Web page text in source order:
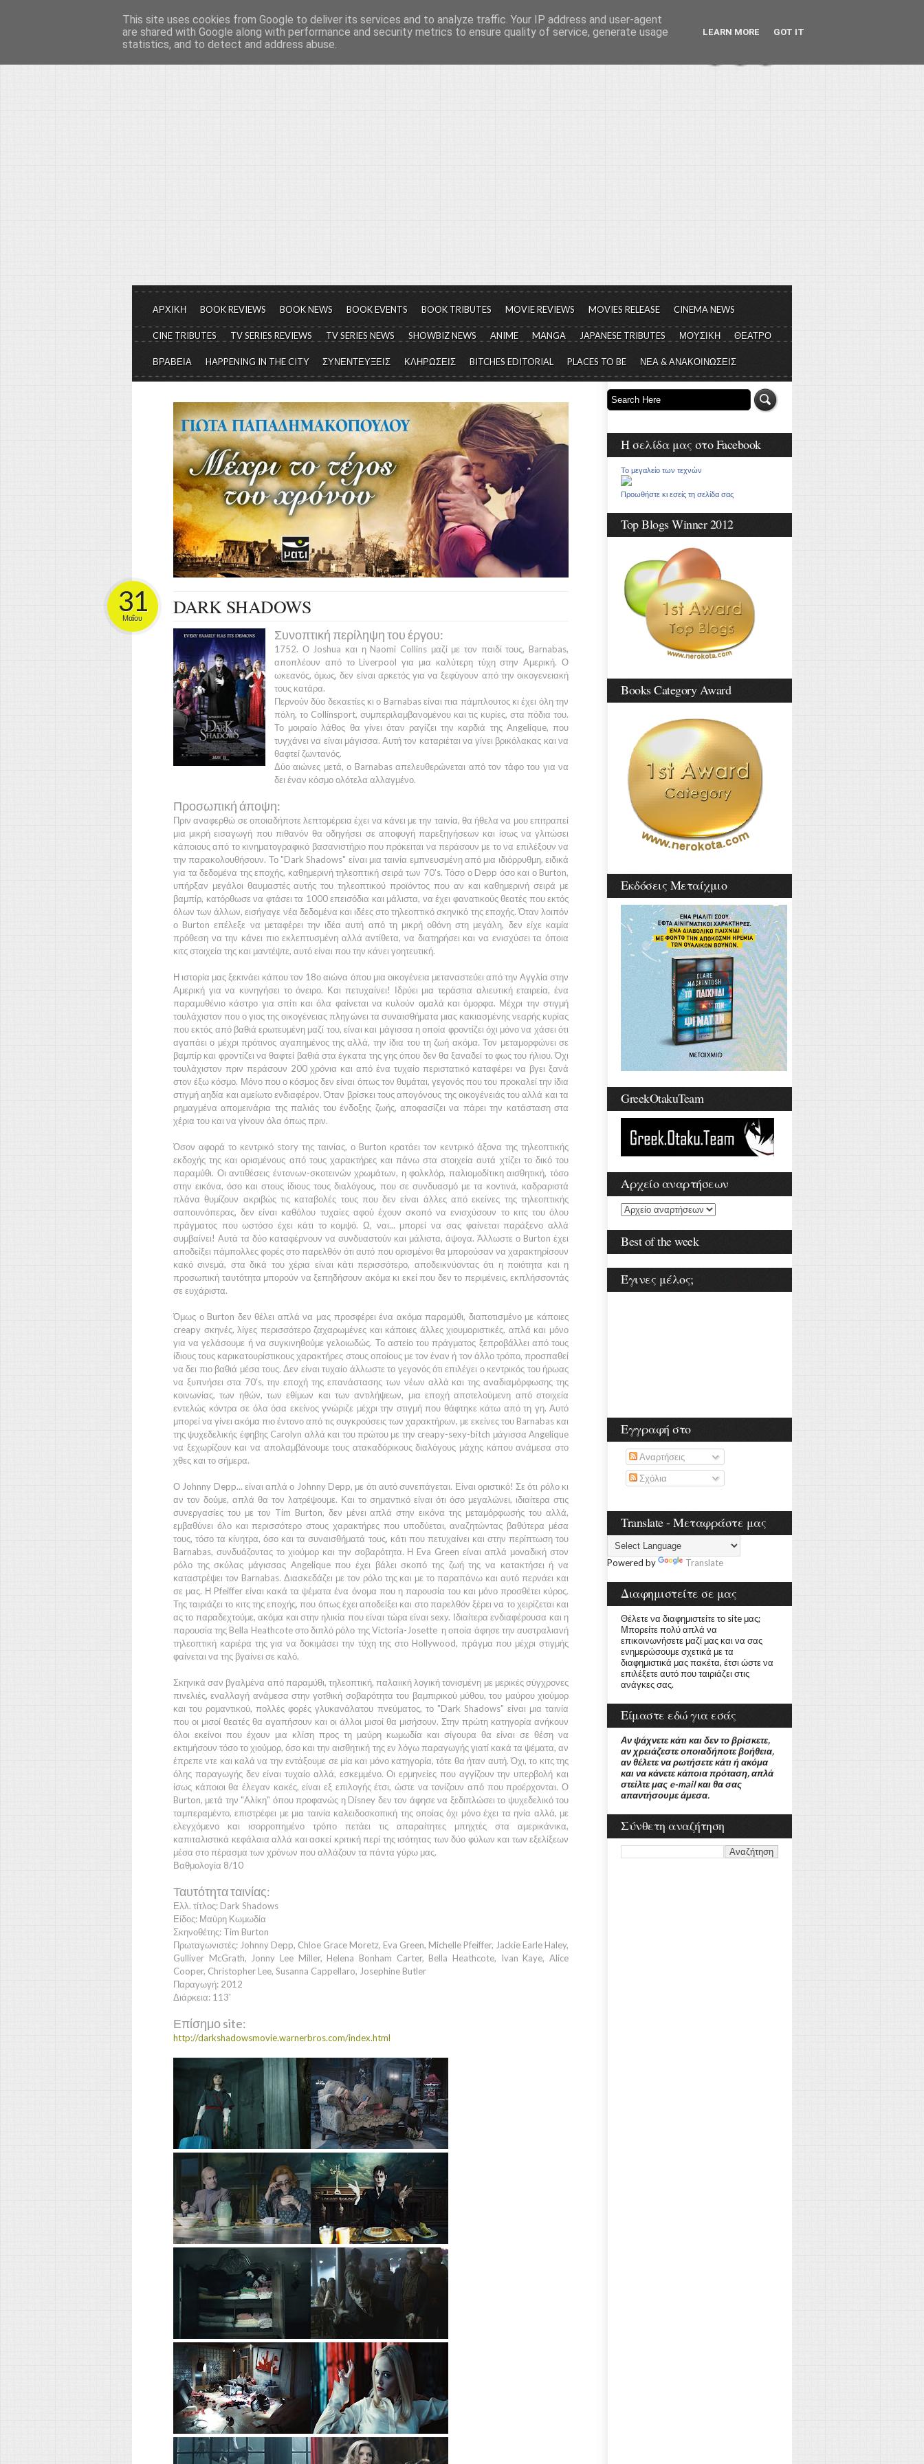
Το μεγαλείο των Τεχνών...
Είμαστε πάντα εδώ για να μιλάμε για τον πολιτισμό, σε κάθε του μορφή και έκταση...
ΑΡΧΙΚΗ BOOK REVIEWS BOOK NEWS BOOK EVENTS BOOK TRIBUTES MOVIE REVIEWS MOVIES RELEASE CINEMA NEWS
CINE TRIBUTES TV SERIES REVIEWS TV SERIES NEWS SHOWBIZ NEWS ANIME MANGA JAPANESE TRIBUTES ΜΟΥΣΙΚΗ ΘΕΑΤΡΟ
ΒΡΑΒΕΙΑ HAPPENING IN THE CITY ΣΥΝΕΝΤΕΥΞΕΙΣ ΚΛΗΡΩΣΕΙΣ BITCHES EDITORIAL PLACES TO BE ΝΕΑ & ΑΝΑΚΟΙΝΩΣΕΙΣ
DARK SHADOWS
31
Μαΐου
Συνοπτική περίληψη του έργου:
1752. ΟJoshua και ηNaomi Collins μαζί με τον παιδί τους, Barnabas,
αποπλέουν από το Liverpoolγια μια καλύτερη τύχη στηνΑμερική. Ο
ωκεανός, όμως, δεν είναι αρκετός για να ξεφύγουν από την οικογενειακή
τους κατάρα.
Περνούν δύο δεκαετίες κι ο Barnabasείναι πια πάμπλουτος κι έχει όλη την
πόλη, το Collinsport, συμπεριλαμβανομένου και τις κυρίες, στα πόδια του.
Το μοιραίο λάθος θα γίνει όταν ραγίζει την καρδιά τηςAngelique,που
τυγχάνει να είναι μάγισσα. Αυτή τον καταριέται να γίνει βρικόλακας και να
θαφτεί ζωντανός.
Δύο αιώνες μετά, ο Barnabasαπελευθερώνεται από τον τάφο του για να
δει έναν κόσμο ολότελα αλλαγμένο.
Προσωπική άποψη:
Πριν αναφερθώ σε οποιαδήποτε λεπτομέρεια έχει να κάνει με την ταινία, θα ήθελα να μου επιτραπεί
μια μικρή εισαγωγή που πιθανόν θα οδηγήσει σε αποφυγή παρεξηγήσεων και ίσως να γλιτώσει
κάποιους από το κινηματογραφικό βασανιστήριο που πρόκειται να περάσουν με το να επιλέξουν να
την παρακολουθήσουν. Το "Dark Shadows" είναι μια ταινία εμπνευσμένη από μια ιδιόρρυθμη, ειδικά
για τα δεδομένα της εποχής, καθημερινή τηλεοπτική σειρά των 70's. Τόσο ο Depp όσο και οBurton,
υπήρξαν μεγάλοι θαυμαστές αυτής του τηλεοπτικού προϊόντος που αν και καθημερινή σειρά με
βαμπίρ, κατόρθωσε να φτάσει τα 1000επεισόδια και μάλιστα, να έχει φανατικούς θεατές που εκτός
όλων των άλλων, εισήγαγε νέα δεδομένα και ιδέες στο τηλεοπτικό σκηνικό της εποχής. Όταν λοιπόν
ο Burton επέλεξε να μεταφέρει την ιδέα αυτή από τη μικρή οθόνη στη μεγάλη, δεν είχε καμία
πρόθεση να την κάνει πιο εκλεπτυσμένη αλλά αντίθετα, να διατηρήσει και να ενισχύσει τα όποια
κιτς στοιχεία της και μαντέψτε, αυτό είναι που την κάνει γοητευτική.
Η ιστορία μας ξεκινάει κάπου τον 18ο αιώνα όπου μια οικογένεια μεταναστεύει από την Αγγλία στην
Αμερική για να κυνηγήσει το όνειρο. Και πετυχαίνει! Ιδρύει μια τεράστια αλιευτική εταιρεία, ένα
παραμυθένιο κάστρο για σπίτι και όλα φαίνεται να κυλούν ομαλά και όμορφα. Μέχρι την στιγμή
τουλάχιστον που ο γιος της οικογένειας πληγώνει τα συναισθήματα μιας κακιασμένης νεαρής κυρίας
που εκτός από βαθιά ερωτευμένη μαζί του, είναι και μάγισσα η οποία φροντίζει όχι μόνο να χάσει ότι
αγαπάει ο μέχρι πρότινος αγαπημένος της αλλά, την ίδια του τη ζωή ακόμα. Τον μεταμορφώνει σε
βαμπίρ και φροντίζει να θαφτεί βαθιά στα έγκατα της γης όπου δεν θα ξαναδεί το φως του ήλιου. Όχι
τουλάχιστον πριν περάσουν 200χρόνια και από ένα τυχαίο περιστατικό καταφέρει να βγει ξανά
στον έξω κόσμο. Μόνο που ο κόσμος δεν είναι όπως τον θυμάται, γεγονός που του προκαλεί την ίδια
στιγμή αηδία και αμείωτο ενδιαφέρον. Όταν βρίσκει τους απογόνους της οικογένειάς του αλλά και τα
ρημαγμένα απομεινάρια της παλιάς του ένδοξης ζωής, αποφασίζει να πάρει την κατάσταση στα
χέρια του και να γίνουν όλα όπως πριν.
Όσον αφορά το κεντρικό story της ταινίας, ο Burton κρατάει τον κεντρικό άξονα της τηλεοπτικής
εκδοχής της και ορισμένους από τους χαρακτήρες και πάνω στα στοιχεία αυτά χτίζει το δικό του
παραμύθι. Οι αντιθέσεις έντονων-σκοτεινών χρωμάτων, η φολκλόρ, παλιομοδίτικη αισθητική, τόσο
στην εικόνα, όσο και στους ίδιους τους διαλόγους, που σε συνδυασμό με τα κοντινά, καδραριστά
πλάνα θυμίζουν ακριβώς τις καταβολές τους που δεν είναι άλλες από εκείνες της τηλεοπτικής
σαπουνόπερας, δεν είναι καθόλου τυχαίες αφού έχουν σκοπό να ενισχύσουν το κιτς του όλου
πράγματος που ωστόσο έχει κάτι το κομψό. Ω, ναι... μπορεί να σας φαίνεται παράξενο αλλά
συμβαίνει! Αυτά τα δύο καταφέρνουν να συνδυαστούν και μάλιστα, άψογα. Άλλωστε ο Burton έχει
αποδείξει πάμπολλες φορές στο παρελθόν ότι αυτό που ορισμένοι θα μπορούσαν να χαρακτηρίσουν
κακό σινεμά, στα δικά του χέρια είναι κάτι περισσότερο, αποδεικνύοντας ότι η ποιότητα και η
προσωπική ταυτότητα μπορούν να ξεπηδήσουν ακόμα κι εκεί που δεν το περιμένεις, εκπλήσσοντάς
σε ευχάριστα.
Όμως οBurton δεν θέλει απλά να μας προσφέρει ένα ακόμα παραμύθι, διαποτισμένο με κάποιες
creapy σκηνές, λίγες περισσότερο ζαχαρωμένες και κάποιες άλλες χιουμοριστικές, απλά και μόνο
για να γελάσουμε ή να συγκινηθούμε γελοιωδώς. Το αστείο του πράγματος ξεπροβάλλει από τους
ίδιους τους καρικατουρίστικους χαρακτήρες στους οποίους με τον έναν ή τον άλλο τρόπο, προσπαθεί
να δει πιο βαθιά μέσα τους. Δεν είναι τυχαίο άλλωστε το γεγονός ότι επιλέγει ο κεντρικός του ήρωας
να ξυπνήσει στα 70's, την εποχή της επανάστασης των νέων αλλά και της αναδιαμόρφωσης της
κοινωνίας, των ηθών, των εθίμων και των αντιλήψεων, μια εποχή αποτελούμενη από στοιχεία
εντελώς κόντρα σε όλα όσα εκείνος γνώριζε μέχρι την στιγμή που θάφτηκε κάτω από τη γη. Αυτό
μπορεί να γίνει ακόμα πιο έντονο από τις συγκρούσεις των χαρακτήρων, με εκείνες του Barnabas και
της ψυχεδελικής έφηβης Carolyn αλλά και του πρώτου με την creapy-sexy-bitch μάγισσαAngelique
να ξεχωρίζουν και να απολαμβάνουμε τους ατακαδόρικους διαλόγους μάχης κάπου ανάμεσα στο
χθες και το σήμερα.
Ο Johnny Depp... είναι απλά ο Johnny Depp, με ότι αυτό συνεπάγεται. Είναι οριστικό! Σε ότι ρόλο κι
αν τον δούμε, απλά θα τον λατρέψουμε. Και το σημαντικό είναι ότι όσο μεγαλώνει, ιδιαίτερα στις
συνεργασίες του με τον Tim Burton, δεν μένει απλά στην εικόνα της μεταμόρφωσής του αλλά,
εμβαθύνει όλο και περισσότερο στους χαρακτήρες που υποδύεται, αναζητώντας βαθύτερα μέσα
τους, τόσο τα κίνητρα, όσο και τα συναισθήματά τους, κάτι που πετυχαίνει και στην περίπτωση του
Barnabas, συνδυάζοντας το χιούμορ και την σοβαρότητα. Η Eva Greenείναι απλά μοναδική στον
ρόλο της σκύλας μάγισσας Angelique που έχει βάλει σκοπό της ζωή της να κατακτήσει ή να
καταστρέψει τον Barnabas. Διασκεδάζει με τον ρόλο της και με το παραπάνω και αυτό περνάει και
σε μας. Η Pfeiffer είναι κακά τα ψέματα ένα όνομα που η παρουσία του και μόνο προσθέτει κύρος.
Της ταιριάζει το κιτς της εποχής, που όπως έχει αποδείξει και στο παρελθόν ξέρει να το χειρίζεται και
ας το παραδεχτούμε, ακόμα και στην ηλικία που είναι τώρα είναι sexy. Ιδιαίτερα ενδιαφέρουσα και η
παρουσία της Bella Heathcoteστο διπλό ρόλο τηςVictoria-Josetteη οποία άφησε την αυστραλιανή
τηλεοπτική καριέρα της για να δοκιμάσει την τύχη της στο Hollywood, πράγμα που μέχρι στιγμής
φαίνεται να της βγαίνει σε καλό.
Σκηνικά σαν βγαλμένα από παραμύθι, τηλεοπτική, παλαιική λογική τονισμένη με μερικές σύγχρονες
πινελιές, εναλλαγή ανάμεσα στην γοτθική σοβαρότητα του βαμπιρικού μύθου, του μαύρου χιούμορ
και του ρομαντικού, πολλές φορές γλυκανάλατου πνεύματος, το "Dark Shadows" είναι μια ταινία
που οι μισοί θεατές θα αγαπήσουν και οι άλλοι μισοί θα μισήσουν. Στην πρώτη κατηγορία ανήκουν
όλοι εκείνοι που έχουν μια κλίση προς τη μαύρη κωμωδία και σίγουρα θα είναι σε θέση να
εκτιμήσουν τόσο το χιούμορ, όσο και την αισθητική της εν λόγω παραγωγής γιατί κακά τα ψέματα, αν
έπρεπε ντε και καλά να την εντάξουμε σε μία και μόνο κατηγορία, τότε θα ήταν αυτή. Όχι, το κιτς της
όλης παραγωγής δεν είναι τυχαίο αλλά, εσκεμμένο. Οι ερμηνείες που αγγίζουν την υπερβολή και
ίσως κάποιοι θα έλεγαν κακές, είναι εξ επιλογής έτσι, ώστε να τονίζουν από που προέρχονται. Ο
Burton, μετά την "Αλίκη" όπου προφανώς η Disney δεν τον άφησε να ξεδιπλώσει το ψυχεδελικό του
ταμπεραμέντο, επιστρέφει με μια ταινία καλειδοσκοπική της οποίας όχι μόνο έχει τα ηνία αλλά, με
ελεγχόμενο και ισορροπημένο τρόπο πετάει τις απαραίτητες μπηχτές στα αμερικάνικα,
καπιταλιστικά κεφάλαια αλλά και ασκεί κριτική περί της ισότητας των δύο φύλων και των εξελίξεων
μέσα στο πέρασμα των χρόνων που αλλάζουν τα πάντα γύρω μας.
Βαθμολογία 8/10
Ταυτότητα ταινίας:
Ελλ. τίτλος: Dark Shadows
Είδος: Μαύρη Κωμωδία
Σκηνοθέτης: Tim Burton
Πρωταγωνιστές: Johnny Depp, Chloe Grace Moretz, Eva Green, Michelle Pfeiffer, Jackie Earle Haley,
Gulliver McGrath, Jonny Lee Miller, Helena Bonham Carter, Bella Heathcote, Ivan Kaye, Alice
Cooper, Christopher Lee, Susanna Cappellaro, Josephine Butler
Παραγωγή: 2012
Διάρκεια: 113'
Επίσημο site:
http://darkshadowsmovie.warnerbros.com/index.html
Η σελίδα μας στο Facebook
Το μεγαλείο των τεχνών
Προωθήστε κι εσείς τη σελίδα σας
Top Blogs Winner 2012
Books Category Award
Εκδόσεις Μεταίχμιο
GreekOtakuTeam
Αρχείο αναρτήσεων
Best of the week
Έγινες μέλος;
Εγγραφή στο
Αναρτήσεις
Σχόλια
Translate - Μεταφράστε μας
Powered by Translate
Διαφημιστείτε σε μας
Θέλετε να διαφημιστείτε το site μας;
Μπορείτε πολύ απλά να
επικοινωνήσετε μαζί μας και να σας
ενημερώσουμε σχετικά με τα
διαφημιστικά μας πακέτα, έτσι ώστε να
επιλέξετε αυτό που ταιριάζει στις
ανάγκες σας.
Είμαστε εδώ για εσάς
Αν ψάχνετε κάτι και δεν το βρίσκετε,
αν χρειάζεστε οποιαδήποτε βοήθεια,
αν θέλετε να ρωτήσετε κάτι ή ακόμα
και να κάνετε κάποια πρόταση, απλά
στείλτε μας e-mail και θα σας
απαντήσουμε άμεσα.
Σύνθετη αναζήτηση
This site uses cookies from Google to deliver its services and to analyze traffic. Your IP address and user-agent
are shared with Google along with performance and security metrics to ensure quality of service, generate usage
statistics, and to detect and address abuse.
LEARN MORE GOT IT